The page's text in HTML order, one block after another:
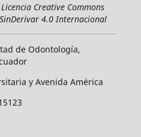
Creative Commons
4.0 Internacional
de Odontología,
y Avenida América